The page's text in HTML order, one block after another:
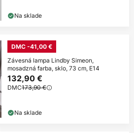
Na sklade
DMC -41,00 €
Závesná lampa Lindby Simeon,
mosadzná farba, sklo, 73 cm, E14
132,90 €
DMC173,90 €
Na sklade